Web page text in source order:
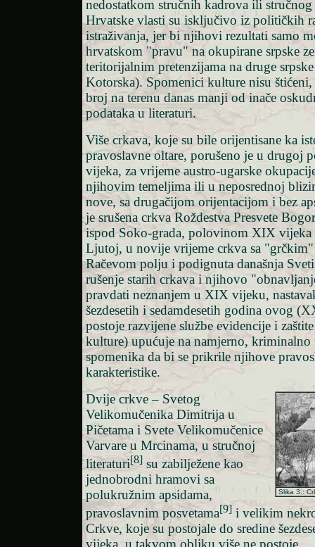
nedostatkom stručnih kadrova ili stručnog
Hrvatske vlasti su isključivo iz političkih
istraživanja, jer bi njihovi rezultati samo
hrvatskom "pravu" na okupirane srpske
teritorijalnim pretenzijama na druge
Kotorska). Spomenici kulture nisu
broj na terenu danas manji od inače
podataka u literaturi.
Više crkava, koje su bile orijentisane ka
pravoslavne oltare, porušeno je u drugoj
vijeka, za vrijeme austro-ugarske
njihovim temeljima ili u neposrednoj
nove, sa drugačijom orijentacijom i bez
je srušena crkva Roždestva Presvete
ispod Soko-grada, polovinom XIX vijeka
Ljutoj, u novije vrijeme crkva sa
Račevom polju i podignuta današnja
rušenje starih crkava i njihovo
pravdati neznanjem u XIX vijeku,
šezdesetih i sedamdesetih godina ovog
postoje razvijene službe evidencije i
kulture) upućuje na namjerno, kriminalno
spomenika da bi se prikrile njihove
karakteristike.
Slika 3.:
Dvije crkve – Svetog
Velikomučenika Dimitrija u
Pičetama i Svete Velikomučenice
Varvare u Mrcinama, u stručnoj
literaturi[8] su zabilježene kao
jednobrodni hramovi sa
polukružnim apsidama,
pravoslavnim posvetama[9] i velikim
Crkve, koje su postojale do sredine